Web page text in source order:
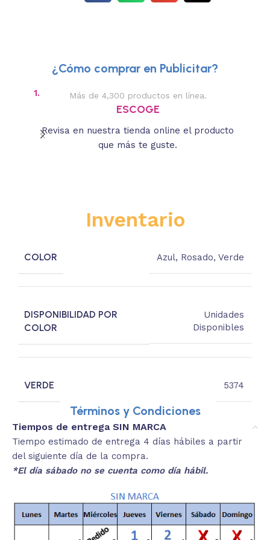
¿Cómo comprar en Publicitar?
1. Más de 4,300 productos en línea.
ESCOGE
Revisa en nuestra tienda online el producto
que más te guste.
Inventario
COLOR Azul, Rosado,Verde
DISPONIBILIDAD POR
COLOR
Unidades
Disponibles
VERDE 5374
Términos y Condiciones
Tiempos de entrega SIN MARCA
Tiempo estimado de entrega 4 días hábiles a partir
del siguiente día de la compra.
*El día sábado no se cuenta como día hábil.